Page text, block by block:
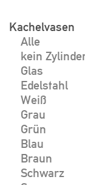
content
Kachelvasen
Alle
kein
Glas
Edelstahl
Weiß
Grau
Grün
Blau
Braun
Schwarz